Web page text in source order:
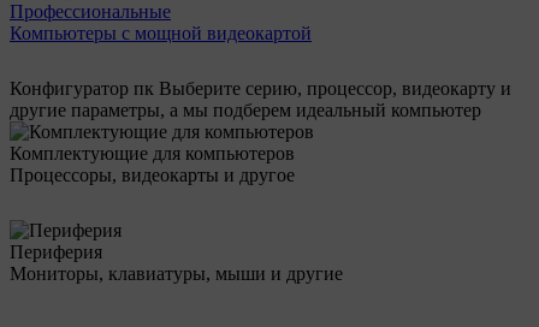
Профессиональные
Компьютеры с мощной видеокартой
Конфигуратор пк Выберите серию, процессор, видеокарту и
другие параметры, а мы подберем идеальный компьютер
Комплектующие для компьютеров
Процессоры, видеокарты и другое
Периферия
Мониторы, клавиатуры, мыши и другие